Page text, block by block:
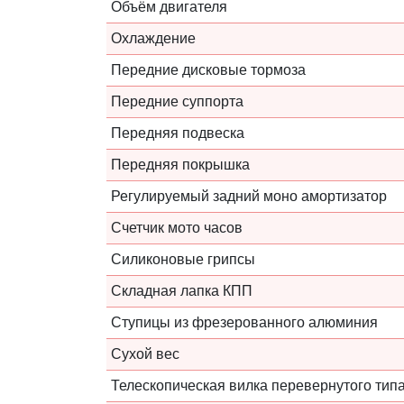
Объём двигателя
Охлаждение
Передние дисковые тормоза
Передние суппорта
Передняя подвеска
Передняя покрышка
Регулируемый задний моно амортизатор
Счетчик мото часов
Силиконовые грипсы
Складная лапка КПП
Ступицы из фрезерованного алюминия
Сухой вес
Телескопическая вилка перевернутого типа